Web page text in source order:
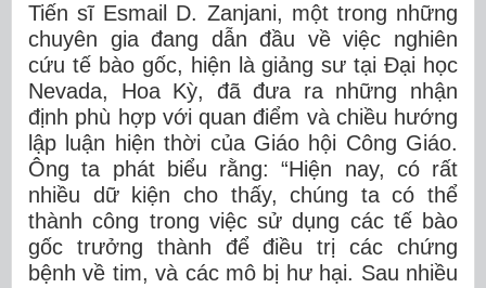
Tiến sĩ Esmail D. Zanjani, một trong những
chuyên gia đang dẫn đầu về việc nghiên
cứu tế bào gốc, hiện là giảng sư tại Đại học
Nevada, Hoa Kỳ, đã đưa ra những nhận
định phù hợp với quan điểm và chiều hướng
lập luận hiện thời của Giáo hội Công Giáo.
Ông ta phát biểu rằng: “Hiện nay, có rất
nhiều dữ kiện cho thấy, chúng ta có thể
thành công trong việc sử dụng các tế bào
gốc trưởng thành để điều trị các chứng
bệnh về tim, và các mô bị hư hại. Sau nhiều